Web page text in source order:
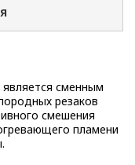
сменным
резаков
смешения
пламени